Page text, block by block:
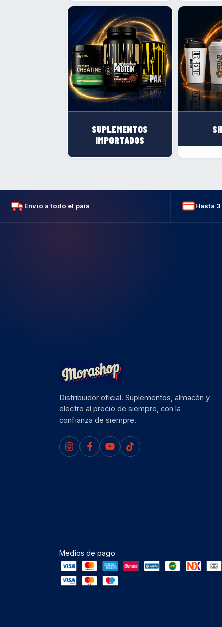
SUPLEMENTOS
IMPORTADOS
Envío a todo el país Hasta
Distribuidor oficial. Suplementos, almacén y
electro al precio de siempre, con la
confianza de siempre.
Medios de pago